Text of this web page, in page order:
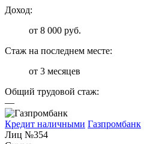
Доход:
от 8 000 руб.
Стаж на последнем месте:
от 3 месяцев
Общий трудовой стаж:
—
Кредит наличными Газпромбанк
Лиц №354